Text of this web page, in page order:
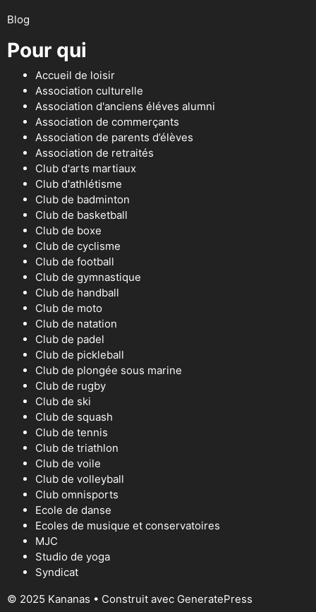
Blog
Pour qui
Accueil de loisir
Association culturelle
Association d'anciens éléves alumni
Association de commerçants
Association de parents d’élèves
Association de retraités
Club d'arts martiaux
Club d'athlétisme
Club de badminton
Club de basketball
Club de boxe
Club de cyclisme
Club de football
Club de gymnastique
Club de handball
Club de moto
Club de natation
Club de padel
Club de pickleball
Club de plongée sous marine
Club de rugby
Club de ski
Club de squash
Club de tennis
Club de triathlon
Club de voile
Club de volleyball
Club omnisports
Ecole de danse
Ecoles de musique et conservatoires
MJC
Studio de yoga
Syndicat
© 2025 Kananas • Construit avec GeneratePress